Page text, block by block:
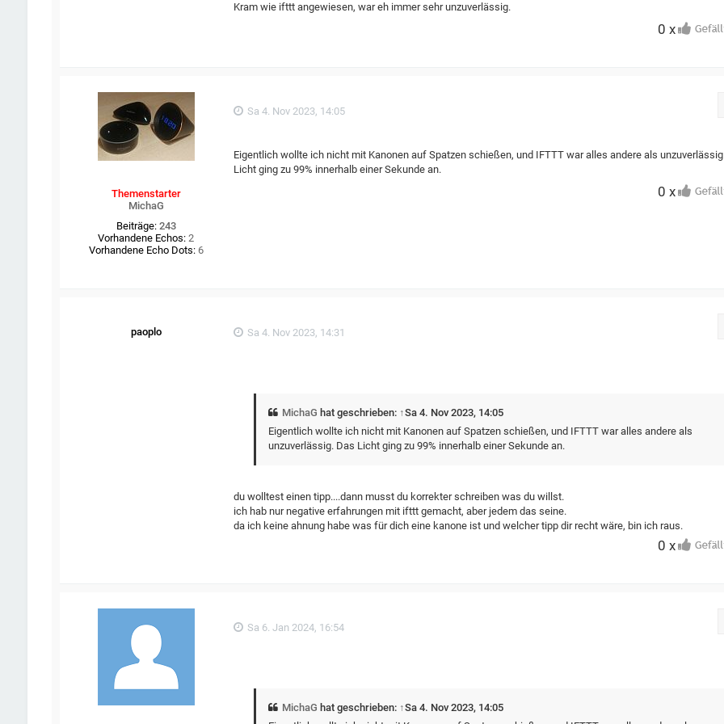
Kram wie ifttt angewiesen, war eh immer sehr unzuverlässig.
0 x
Themenstarter
MichaG
Beiträge: 243
Vorhandene Echos: 2
Vorhandene Echo Dots:6
Sa 4. Nov 2023, 14:05
Eigentlich wollte ich nicht mit Kanonen auf Spatzen schießen, und IFTTT war alles andere als
Licht ging zu 99% innerhalb einer Sekunde an.
0 x
paoplo Sa 4. Nov 2023, 14:31
MichaG hat geschrieben: ↑Sa 4. Nov 2023, 14:05
Eigentlich wollte ich nicht mit Kanonen auf Spatzen schießen, und IFTTT war alles andere als
unzuverlässig. Das Licht ging zu 99% innerhalb einer Sekunde an.
du wolltest einen tipp....dann musst du korrekter schreiben was du willst.
ich hab nur negative erfahrungen mit ifttt gemacht, aber jedem das seine.
da ich keine ahnung habe was für dich eine kanone ist und welcher tipp dir recht wäre, bin ich raus.
0 x
Sa 6. Jan 2024, 16:54
MichaG hat geschrieben: ↑Sa 4. Nov 2023, 14:05